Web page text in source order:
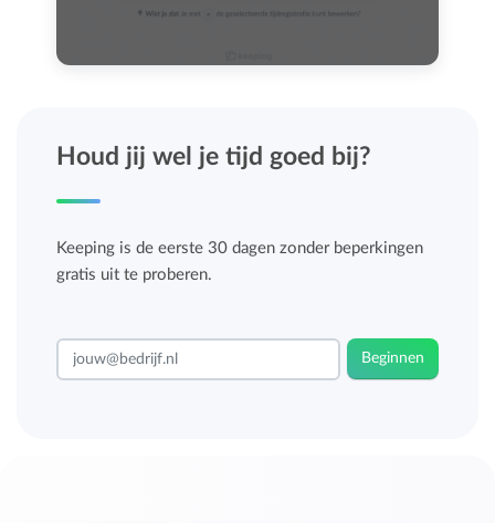
Houd jij wel je tijd goed bij?
Keeping is de eerste 30 dagen zonder beperkingen
gratis uit te proberen.
Beginnen